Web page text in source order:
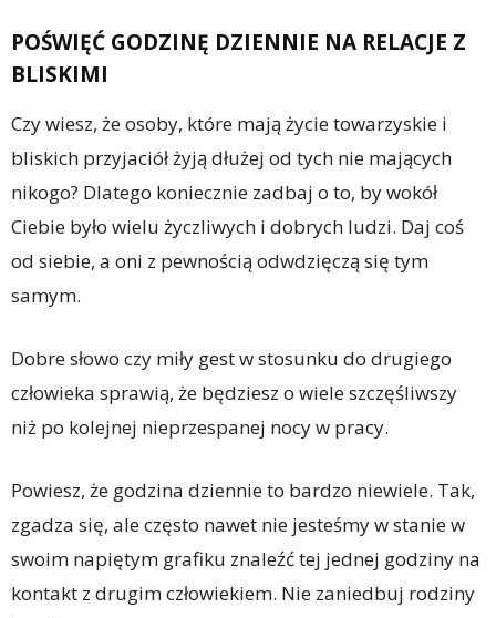
POŚWIĘĆ GODZINĘ DZIENNIE NA RELACJE Z
BLISKIMI
Czy wiesz, że osoby, które mają życie towarzyskie i
bliskich przyjaciół żyją dłużej od tych nie mających
nikogo? Dlatego koniecznie zadbaj o to, by wokół
Ciebie było wielu życzliwych i dobrych ludzi. Daj coś
od siebie, a oni z pewnością odwdzięczą się tym
samym.
Dobre słowo czy miły gest w stosunku do drugiego
człowieka sprawią, że będziesz o wiele szczęśliwszy
niż po kolejnej nieprzespanej nocy w pracy.
Powiesz, że godzina dziennie to bardzo niewiele. Tak,
zgadza się, ale często nawet nie jesteśmy w stanie w
swoim napiętym grafiku znaleźć tej jednej godziny na
kontakt z drugim człowiekiem. Nie zaniedbuj rodziny